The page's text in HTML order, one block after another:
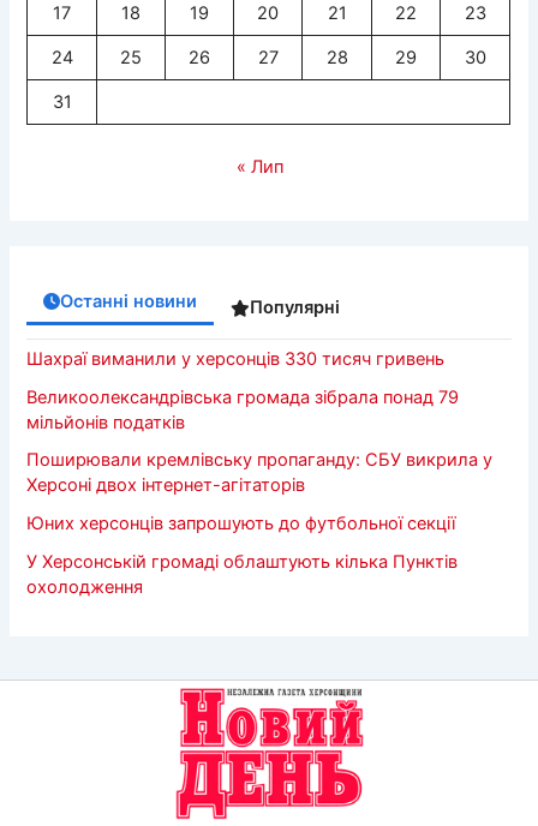
17 18 19 20 21 22 23
24 25 26 27 28 29 30
31
« Лип
Останні новини Популярні
Шахраї виманили у херсонців 330 тисяч гривень
Великоолександрівська громада зібрала понад 79
мільйонів податків
Поширювали кремлівську пропаганду: СБУ викрила у
Херсоні двох інтернет-агітаторів
Юних херсонців запрошують до футбольної секції
У Херсонській громаді облаштують кілька Пунктів
охолодження